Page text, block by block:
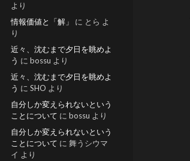
より
情報価値と「解」
に とら よ
り
近々、沈むまで夕日を眺めよ
う に bossu より
近々、沈むまで夕日を眺めよ
う に SHO より
自分しか変えられないという
ことについて に bossu より
自分しか変えられないという
ことについて に 舞うシウマ
イ より